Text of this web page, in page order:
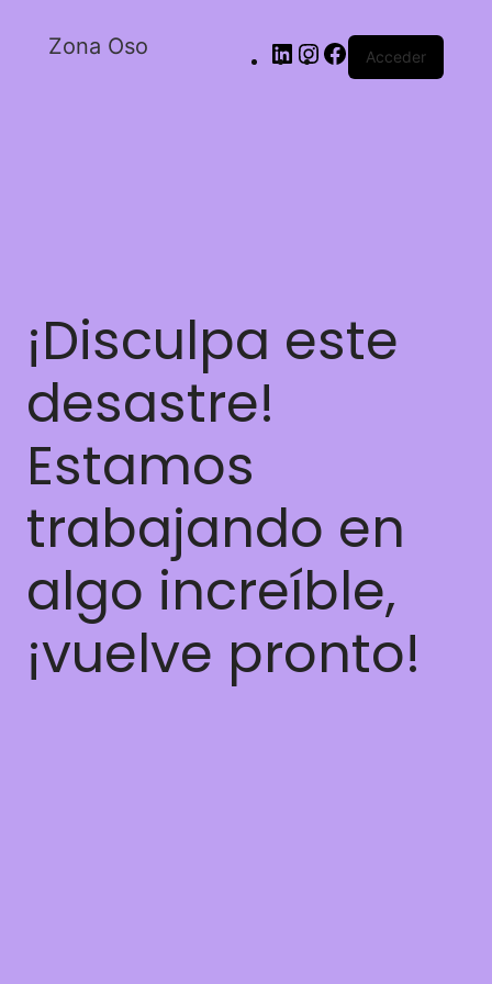
Zona Oso Acceder
¡Disculpa este
desastre!
Estamos
trabajando en
algo increíble,
¡vuelve pronto!